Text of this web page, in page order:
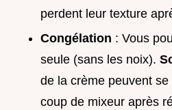
perdent leur texture
Congélation : Vous
seule (sans les noix).
de la crème peuvent
coup de mixeur après